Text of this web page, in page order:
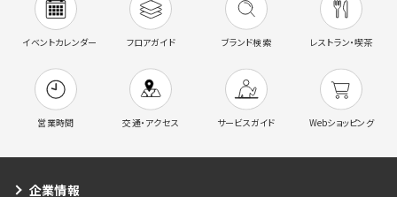
イベントカレンダー フロアガイド ブランド検索 レストラン・喫茶
営業時間 交通・アクセス サービスガイド Webショッピング
企業情報